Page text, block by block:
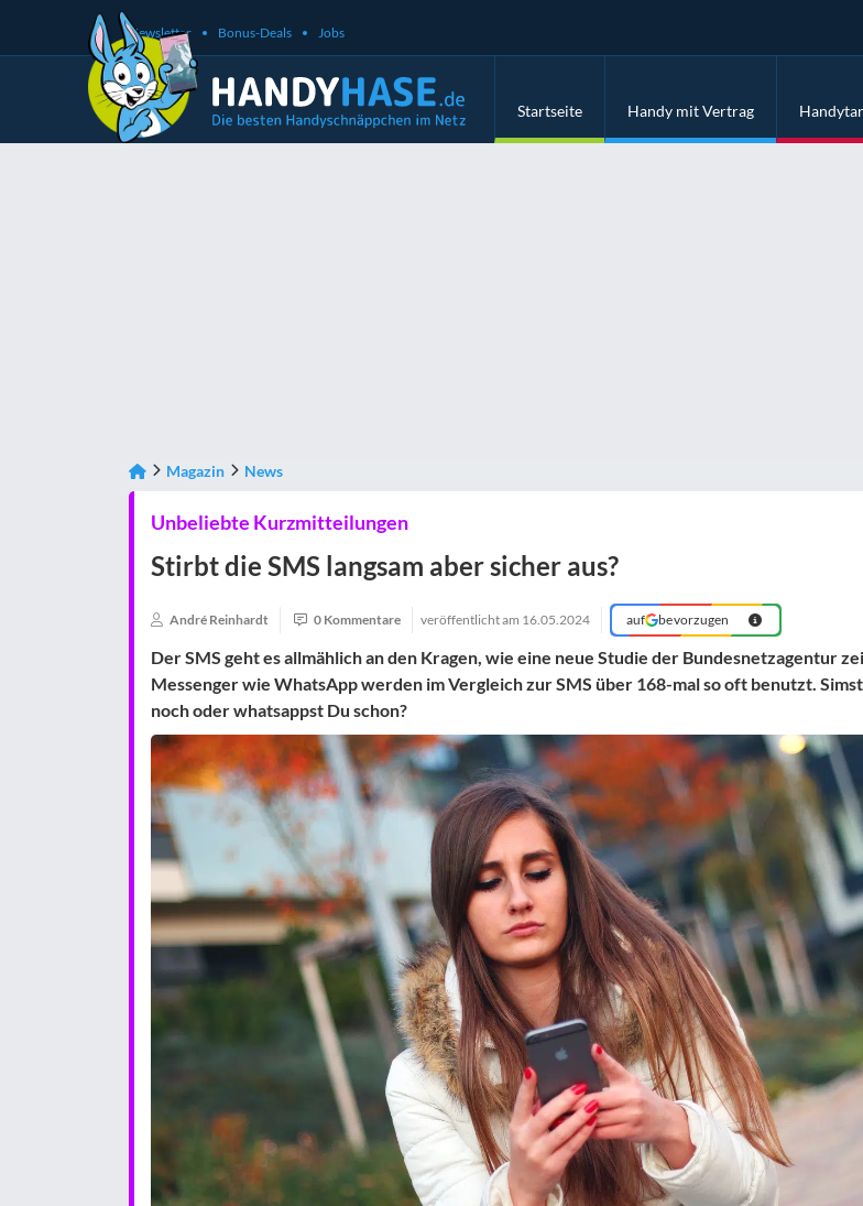
Newsletter Bonus-Deals Jobs
Startseite Handy mit Vertrag
Magazin News
Unbeliebte Kurzmitteilungen
Stirbt die SMS langsam aber sicher aus?
André Reinhardt 0 Kommentare veröffentlicht am 16.05.2024 auf bevorzugen
Der SMS geht es allmählich an den Kragen, wie eine neue Studie der Bundesnetzagentur
Messenger wie WhatsApp werden im Vergleich zur SMS über 168-mal so oft benutzt.
noch oder whatsappst Du schon?